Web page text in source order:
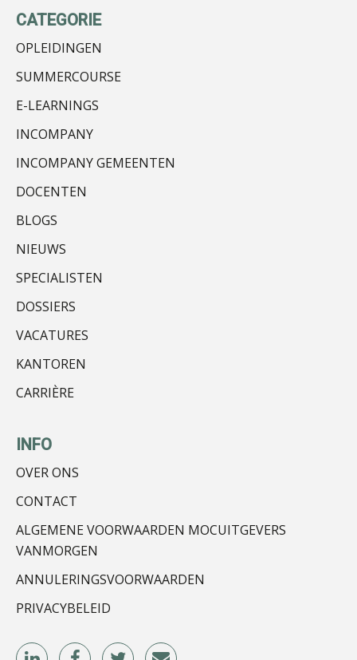
CATEGORIE
OPLEIDINGEN
SUMMERCOURSE
E-LEARNINGS
INCOMPANY
INCOMPANY GEMEENTEN
DOCENTEN
BLOGS
NIEUWS
SPECIALISTEN
DOSSIERS
VACATURES
KANTOREN
CARRIÈRE
INFO
OVER ONS
CONTACT
ALGEMENE VOORWAARDEN MOCUITGEVERS
VANMORGEN
ANNULERINGSVOORWAARDEN
PRIVACYBELEID